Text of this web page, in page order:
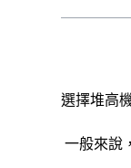
選擇堆高
一般來說